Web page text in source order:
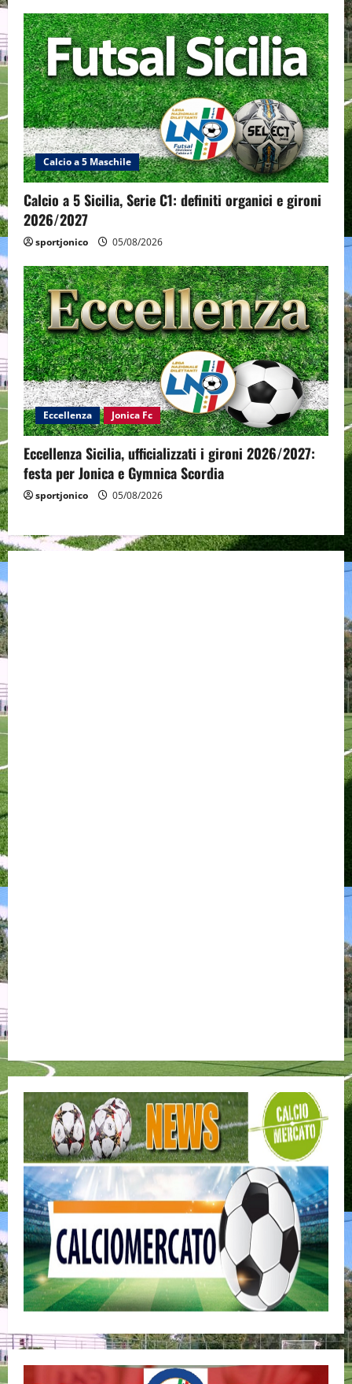
Calcio a 5 Maschile
Calcio a 5 Sicilia, Serie C1: definiti organici e gironi
2026/2027
sportjonico 05/08/2026
Eccellenza Jonica Fc
Eccellenza Sicilia, ufficializzati i gironi 2026/2027:
festa per Jonica e Gymnica Scordia
sportjonico 05/08/2026